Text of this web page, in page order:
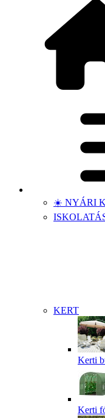
☀️ NYÁRI
KERT
Kerti
Kerti